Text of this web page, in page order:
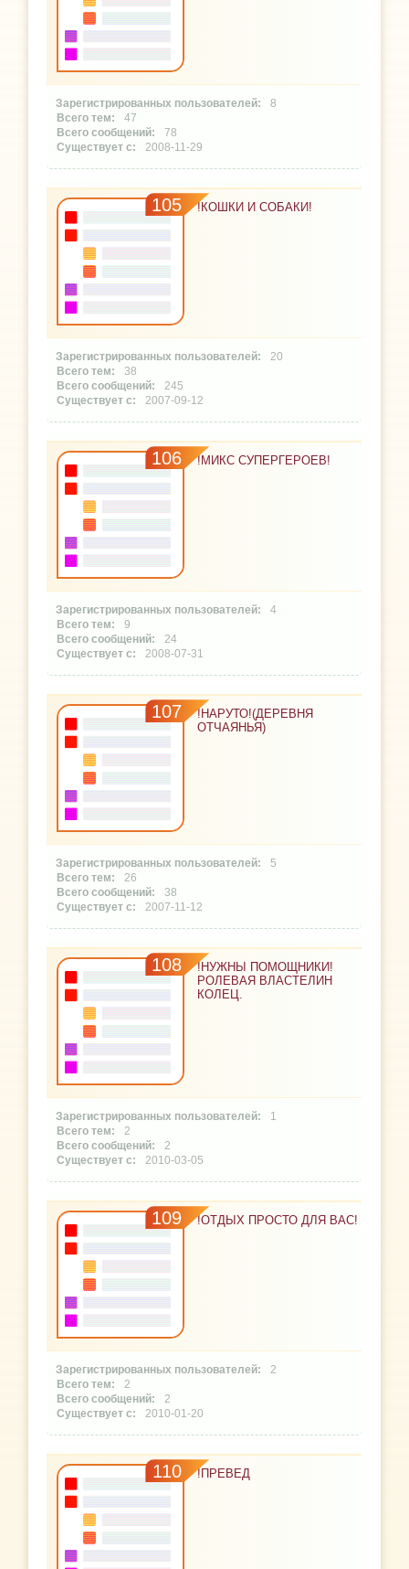
8
47
78
2008-11-29
105 !КОШКИ И СОБАКИ!
20
38
245
2007-09-12
106 !МИКС СУПЕРГЕРОЕВ!
4
9
24
2008-07-31
107
!НАРУТО!(ДЕРЕВНЯ
ОТЧАЯНЬЯ)
5
26
38
2007-11-12
108
!НУЖНЫ ПОМОЩНИКИ!
РОЛЕВАЯ ВЛАСТЕЛИН
КОЛЕЦ.
1
2
2
2010-03-05
109 !ОТДЫХ ПРОСТО ДЛЯ ВАС!
2
2
2
2010-01-20
110 !ПРЕВЕД